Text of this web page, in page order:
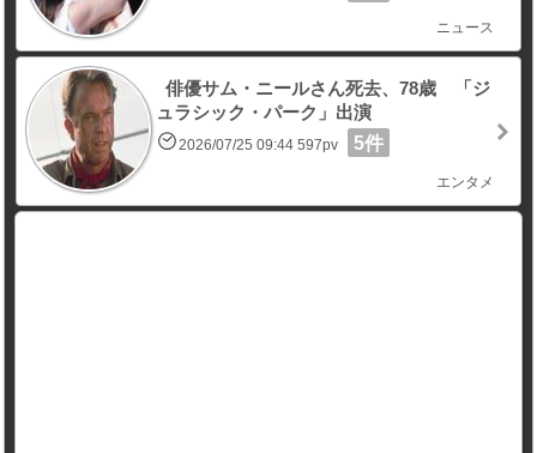
ニュース
俳優サム・ニールさん死去、78歳 「ジ
ュラシック・パーク」出演
2026/07/25 09:44 597pv 5件
エンタメ